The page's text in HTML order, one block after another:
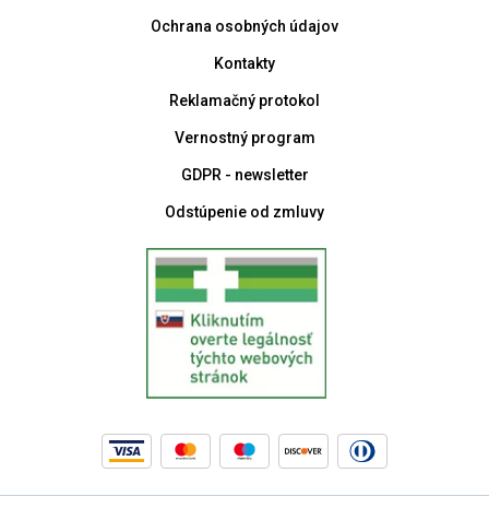
Ochrana osobných údajov
Kontakty
Reklamačný protokol
Vernostný program
GDPR - newsletter
Odstúpenie od zmluvy